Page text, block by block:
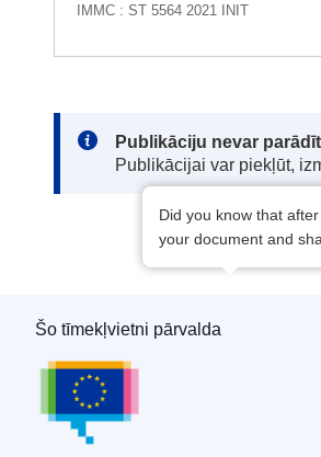
IMMC : ST 5564 2021 INIT
Note:
Publikāciju nevar
Publikācijai var piekļūt,
Did you know that
your document and
Eiropas Savienības
Šo tīmekļvietni pārvalda